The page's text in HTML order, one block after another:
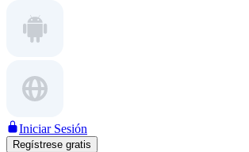
Iniciar Sesión
Regístrese gratis